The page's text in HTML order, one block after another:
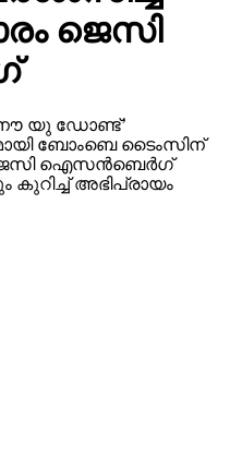
ജെസി
നൗ യു ഡോണ്ട്’
ബോംബെ ടൈംസിന്
ഐസന്‍ബെര്‍ഗ്
കുറിച്ച് അഭിപ്രായം